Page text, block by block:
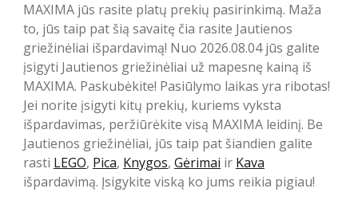
MAXIMA jūs rasite platų prekių pasirinkimą. Maža
to, jūs taip pat šią savaitę čia rasite Jautienos
griežinėliai išpardavimą! Nuo 2026.08.04 jūs galite
įsigyti Jautienos griežinėliai už mapesnę kainą iš
MAXIMA. Paskubėkite! Pasiūlymo laikas yra ribotas!
Jei norite įsigyti kitų prekių, kuriems vyksta
išpardavimas, peržiūrėkite visą MAXIMA leidinį. Be
Jautienos griežinėliai, jūs taip pat šiandien galite
rasti LEGO, Pica, Knygos, Gėrimai ir Kava
išpardavimą. Įsigykite viską ko jums reikia pigiau!